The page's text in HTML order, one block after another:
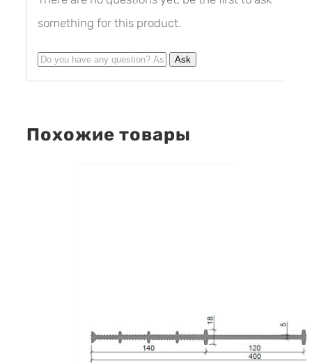
something for this product.
Похожие товары